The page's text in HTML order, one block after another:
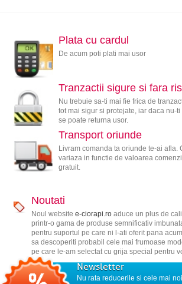
Plata cu cardul
De acum poti plati mai usor
Tranzactii sigure si fara
Nu trebuie sa-ti mai fie frica de
tot mai sigur si protejate, iar daca nu-
se poate returna usor.
Transport oriunde
Livram comanda ta oriunde te-ai afla.
variaza in functie de valoarea
gratuit.
Noutati
Noul website e-ciorapi.roaduce un plus de
printr-o gama de produse semnificativ
pentru suportul pe care ni l-ati oferit pana
sa descoperiti probabil cele mai frumoase
pe care le-am selectat cu grija special pentru
Newsletter
Nu rata reducerile si cele mai